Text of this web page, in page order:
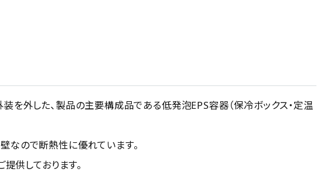
を外した、製品の主要構成品である低発泡EPS容器（保冷ボックス・定温
なので断熱性に優れています。
供しております。